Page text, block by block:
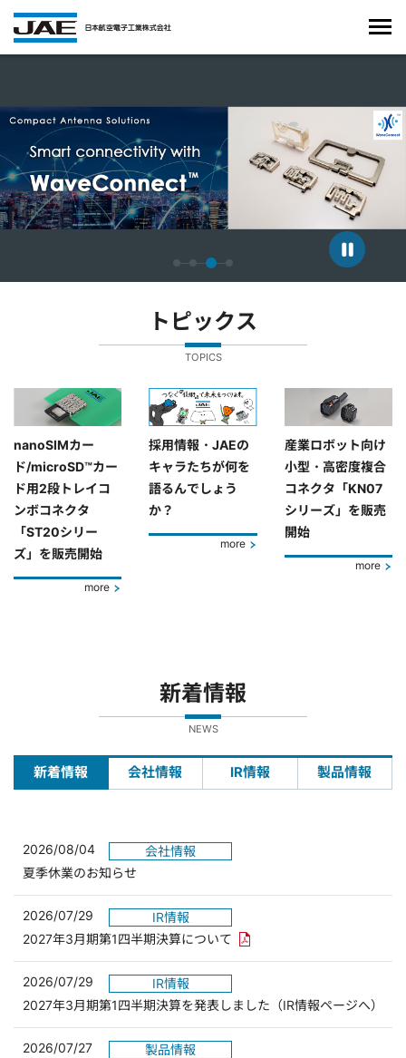
トピックス
TOPICS
nanoSIMカー
ド/microSD™カー
ド用2段トレイコ
ンボコネクタ
「ST20シリー
ズ」を販売開始
more
採用情報・JAEの
キャラたちが何を
語るんでしょう
か？
more
産業ロボット向け
小型・高密度複合
コネクタ「KN07
シリーズ」を販売
開始
more
新着情報
NEWS
新着情報 会社情報 IR情報 製品情報
2026/08/04
会社情報
夏季休業のお知らせ
2026/07/29
IR情報
2027年3月期第1四半期決算について PDFリンクを新しいウィンド
2026/07/29
IR情報
2027年3月期第1四半期決算を発表しました（IR情報ページへ）
2026/07/27
製品情報